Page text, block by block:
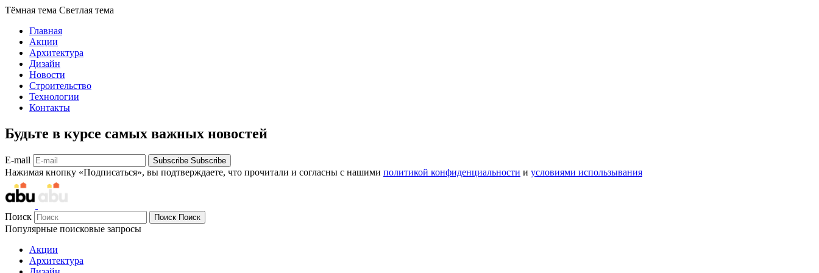
Тёмная тема Светлая тема
Главная
Акции
Архитектура
Дизайн
Новости
Строительство
Технологии
Контакты
Будьте в курсе самых важных новостей
E-mail Subscribe Subscribe
Нажимая кнопку «Подписаться», вы подтверждаете, что прочитали и согласны с нашими политикой конфиденциальности и условиями использывания
Поиск Поиск Поиск
Популярные поисковые запросы
Акции
Архитектура